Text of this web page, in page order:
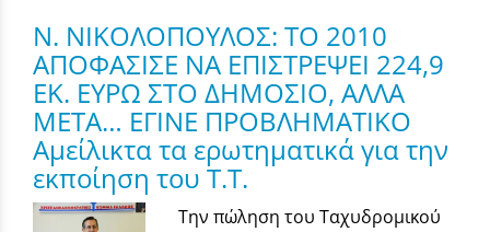
Ν. ΝΙΚΟΛΟΠΟΥΛΟΣ: ΤΟ 2010
ΑΠΟΦΑΣΙΣΕ ΝΑ ΕΠΙΣΤΡΕΨΕΙ 224,9
ΕΚ. ΕΥΡΩ ΣΤΟ ΔΗΜΟΣΙΟ, ΑΛΛΑ
ΜΕΤΑ… ΕΓΙΝΕ ΠΡΟΒΛΗΜΑΤΙΚΟ
Αμείλικτα τα ερωτηματικά για την
εκποίηση του Τ.Τ.
Την πώληση του Ταχυδρομικού